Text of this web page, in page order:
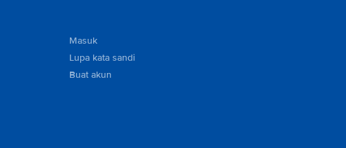
Masuk
Lupa kata sandi
Buat akun